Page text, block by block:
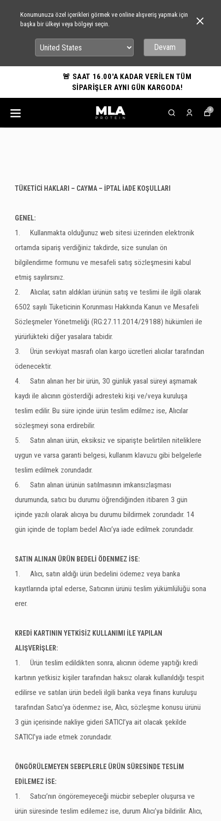
Konumunuza özel içerikleri görmek ve online alışveriş yapmak için
başka bir ülkeyi veya bölgeyi seçin.
Devam
🚨 SAAT 16.00'A KADAR VERİLEN TÜM
SİPARİŞLER AYNI GÜN KARGODA!
0
TÜKETİCİ HAKLARI – CAYMA – İPTAL İADE KOŞULLARI
GENEL:
1.
Kullanmakta olduğunuz web sitesi üzerinden elektronik
ortamda sipariş verdiğiniz takdirde, size sunulan ön
bilgilendirme formunu ve mesafeli satış sözleşmesini kabul
etmiş sayılırsınız.
2.
Alıcılar, satın aldıkları ürünün satış ve teslimi ile ilgili olarak
6502 sayılı Tüketicinin Korunması Hakkında Kanun ve Mesafeli
Sözleşmeler Yönetmeliği (RG:27.11.2014/29188) hükümleri ile
yürürlükteki diğer yasalara tabidir.
3.
Ürün sevkiyat masrafı olan kargo ücretleri alıcılar tarafından
ödenecektir.
4.
Satın alınan her bir ürün, 30 günlük yasal süreyi aşmamak
kaydı ile alıcının gösterdiği adresteki kişi ve/veya kuruluşa
teslim edilir. Bu süre içinde ürün teslim edilmez ise, Alıcılar
sözleşmeyi sona erdirebilir.
5.
Satın alınan ürün, eksiksiz ve siparişte belirtilen niteliklere
uygun ve varsa garanti belgesi, kullanım klavuzu gibi belgelerle
teslim edilmek zorundadır.
6.
Satın alınan ürünün satılmasının imkansızlaşması
durumunda, satıcı bu durumu öğrendiğinden itibaren 3 gün
içinde yazılı olarak alıcıya bu durumu bildirmek zorundadır. 14
gün içinde de toplam bedel Alıcı’ya iade edilmek zorundadır.
SATIN ALINAN ÜRÜN BEDELİ ÖDENMEZ İSE:
1.
Alıcı, satın aldığı ürün bedelini ödemez veya banka
kayıtlarında iptal ederse, Satıcının ürünü teslim yükümlülüğü sona
erer.
KREDİ KARTININ YETKİSİZ KULLANIMI İLE YAPILAN
ALIŞVERİŞLER:
1.
Ürün teslim edildikten sonra, alıcının ödeme yaptığı kredi
kartının yetkisiz kişiler tarafından haksız olarak kullanıldığı tespit
edilirse ve satılan ürün bedeli ilgili banka veya finans kuruluşu
tarafından Satıcı'ya ödenmez ise, Alıcı, sözleşme konusu ürünü
3 gün içerisinde nakliye gideri SATICI’ya ait olacak şekilde
SATICI’ya iade etmek zorundadır.
ÖNGÖRÜLEMEYEN SEBEPLERLE ÜRÜN SÜRESİNDE TESLİM
EDİLEMEZ İSE:
1.
Satıcı’nın öngöremeyeceği mücbir sebepler oluşursa ve
ürün süresinde teslim edilemez ise, durum Alıcı’ya bildirilir. Alıcı,